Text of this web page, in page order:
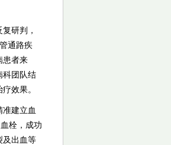
研判，
通路疾
患者来
科团队结
效果。
建立血
栓，成功
及出血等